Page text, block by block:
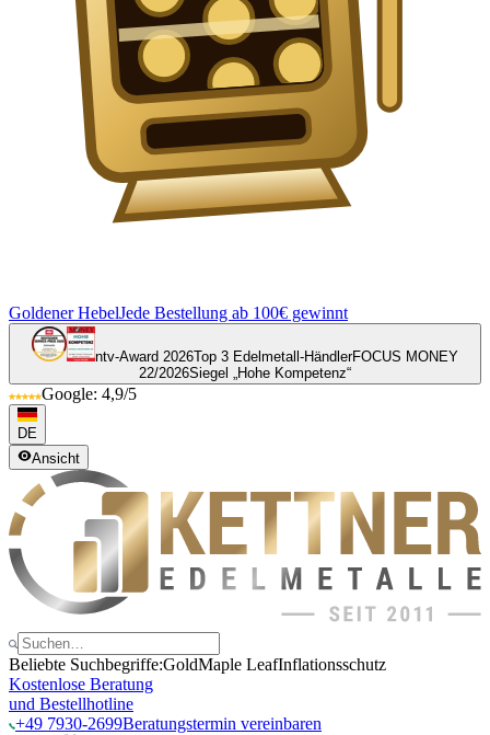
Goldener HebelJede Bestellung ab 100€ gewinnt
ntv-Award 2026Top 3 Edelmetall-HändlerFOCUS MONEY
22/2026Siegel „Hohe Kompetenz“
Google: 4,9/5
DE
Ansicht
Beliebte Suchbegriffe:GoldMaple LeafInflationsschutz
Kostenlose Beratung
und Bestellhotline
+49 7930-2699Beratungstermin vereinbaren